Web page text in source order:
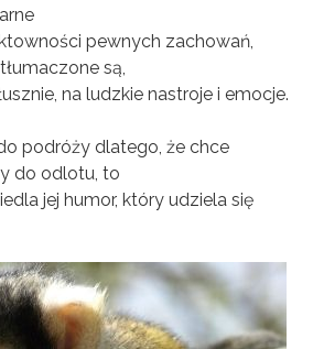
pewnych zachowań,
są,
na ludzkie nastroje i emocje.
podróży dlatego, że chce
do odlotu, to
jej humor, który udziela się